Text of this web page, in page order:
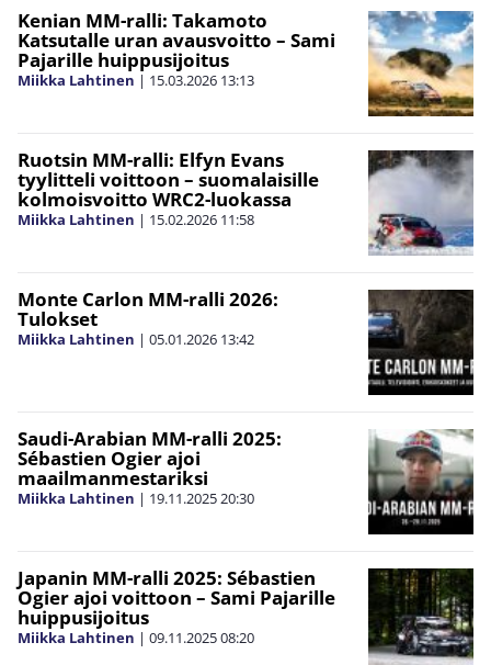
Kenian MM-ralli: Takamoto
Katsutalle uran avausvoitto – Sami
Pajarille huippusijoitus
Miikka Lahtinen | 15.03.2026 13:13
Ruotsin MM-ralli: Elfyn Evans
tyylitteli voittoon – suomalaisille
kolmoisvoitto WRC2-luokassa
Miikka Lahtinen | 15.02.2026 11:58
Monte Carlon MM-ralli 2026:
Tulokset
Miikka Lahtinen | 05.01.2026 13:42
Saudi-Arabian MM-ralli 2025:
Sébastien Ogier ajoi
maailmanmestariksi
Miikka Lahtinen | 19.11.202520:30
Japanin MM-ralli 2025: Sébastien
Ogier ajoi voittoon – Sami Pajarille
huippusijoitus
Miikka Lahtinen | 09.11.202508:20